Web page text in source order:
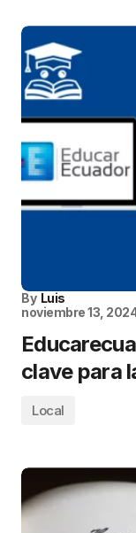
By Luis
noviembre 13,
clave para
Local